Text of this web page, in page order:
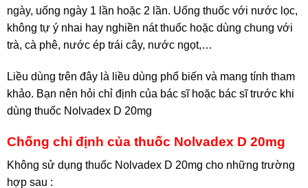
ngày, uống ngày 1 lần hoặc 2 lần. Uống thuốc với nước lọc,
không tự ý nhai hay nghiền nát thuốc hoặc dùng chung với
trà, cà phê, nước ép trái cây, nước ngọt,…
Liều dùng trên đây là liều dùng phổ biến và mang tính tham
khảo. Bạn nên hỏi chỉ định của bác sĩ hoặc bác sĩ trước khi
dùng thuốc Nolvadex D 20mg
Chống chỉ định của thuốc Nolvadex D 20mg
Không sử dụng thuốc Nolvadex D 20mg cho những trường
hợp sau :